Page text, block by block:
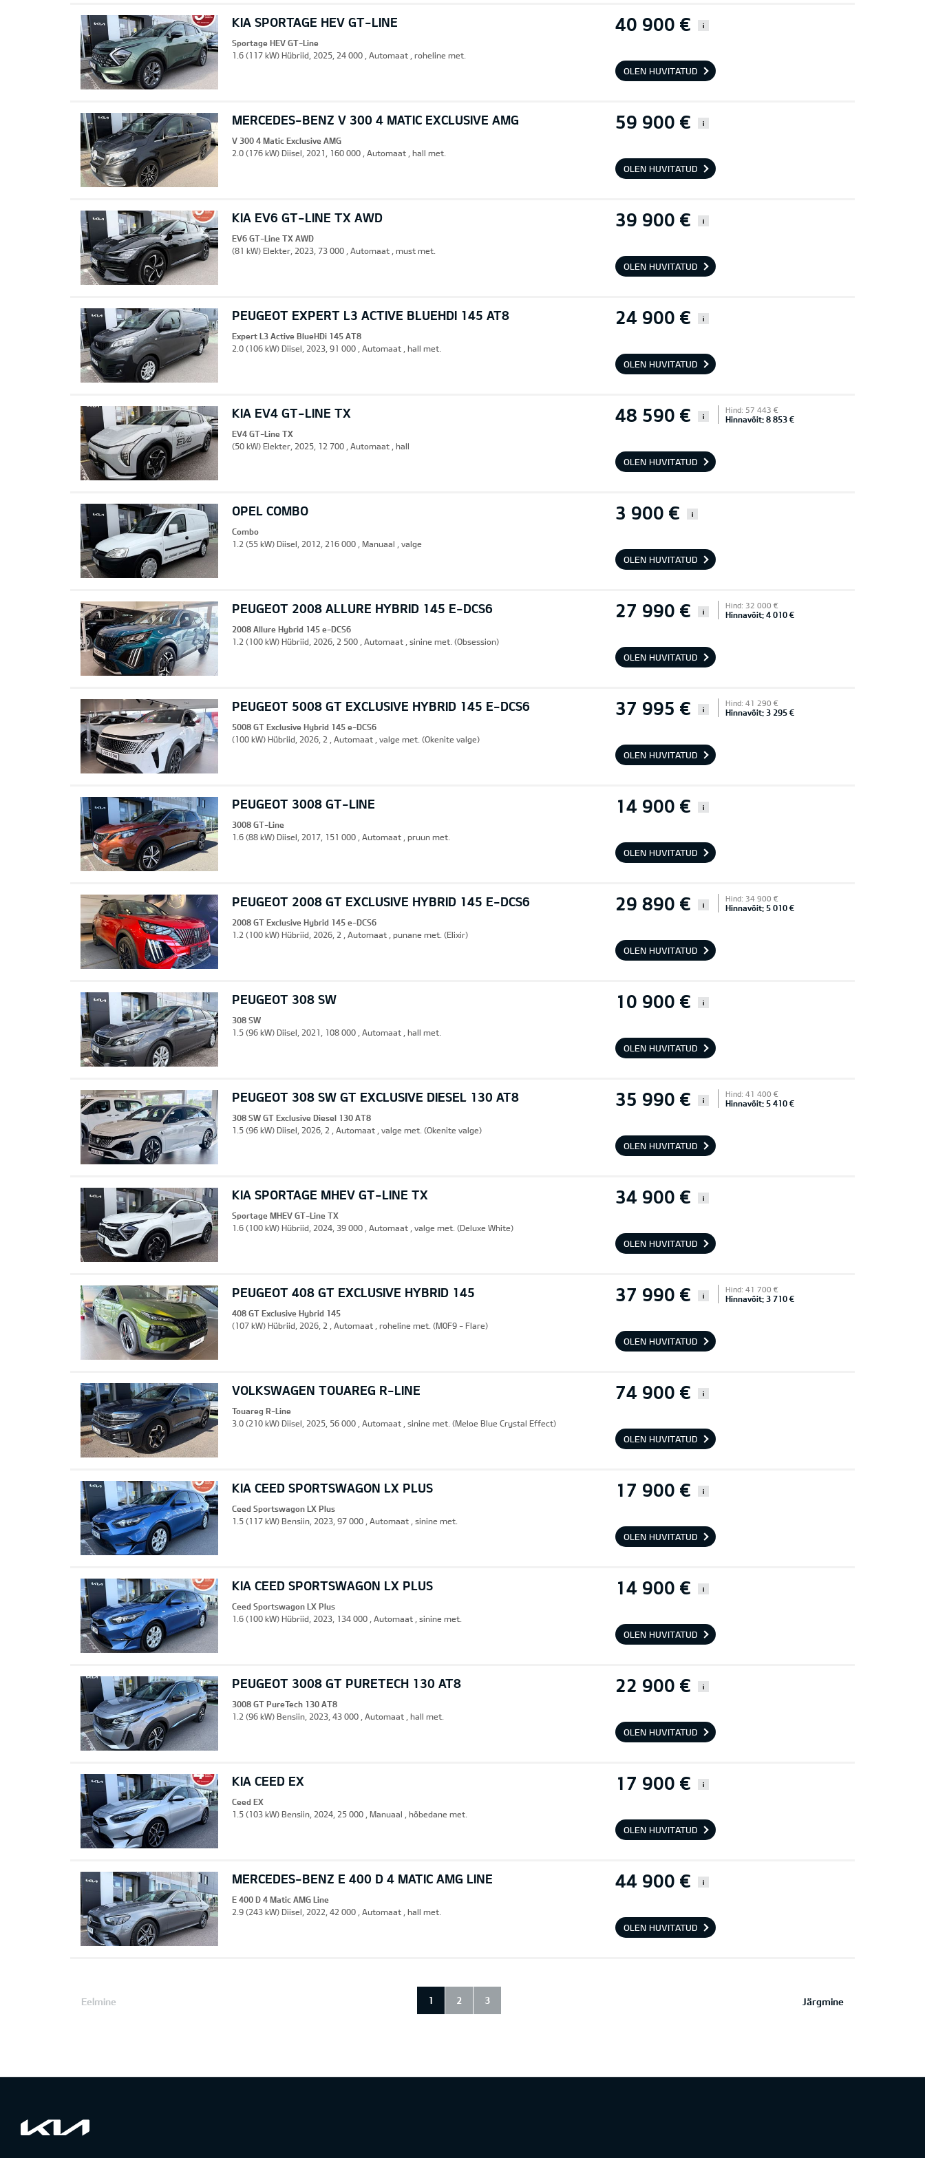
KIA SPORTAGE HEV GT-LINE 40 900 € i
Sportage HEV GT-Line
1.6 (117 kW) Hübriid, 2025, 24 000 , Automaat , roheline met.
OLEN HUVITATUD
MERCEDES-BENZ V 300 4 MATIC EXCLUSIVE AMG 59 900 € i
V 300 4 Matic Exclusive AMG
2.0 (176 kW) Diisel, 2021, 160 000 , Automaat , hall met.
OLEN HUVITATUD
KIA EV6 GT-LINE TX AWD 39 900 € i
EV6 GT-Line TX AWD
(81 kW) Elekter, 2023, 73 000 , Automaat , must met.
OLEN HUVITATUD
PEUGEOT EXPERT L3 ACTIVE BLUEHDI 145 AT8 24 900 € i
Expert L3 Active BlueHDi 145 AT8
2.0 (106 kW) Diisel, 2023, 91 000 , Automaat , hall met.
OLEN HUVITATUD
KIA EV4 GT-LINE TX 48 590 € i
Hind: 57 443 €
Hinnavõit: 8 853 €
EV4 GT-Line TX
(50 kW) Elekter, 2025, 12 700 , Automaat , hall
OLEN HUVITATUD
OPEL COMBO 3 900 € i
Combo
1.2 (55 kW) Diisel, 2012, 216 000 , Manuaal , valge
OLEN HUVITATUD
PEUGEOT 2008 ALLURE HYBRID 145 E-DCS6 27 990 € i
Hind: 32 000 €
Hinnavõit: 4 010 €
2008 Allure Hybrid 145 e-DCS6
1.2 (100 kW) Hübriid, 2026, 2 500 , Automaat , sinine met. (Obsession)
OLEN HUVITATUD
PEUGEOT 5008 GT EXCLUSIVE HYBRID 145 E-DCS6 37 995 € i
Hind: 41 290 €
Hinnavõit: 3 295 €
5008 GT Exclusive Hybrid 145 e-DCS6
(100 kW) Hübriid, 2026, 2 , Automaat , valge met. (Okenite valge)
OLEN HUVITATUD
PEUGEOT 3008 GT-LINE 14 900 € i
3008 GT-Line
1.6 (88 kW) Diisel, 2017, 151 000 , Automaat , pruun met.
OLEN HUVITATUD
PEUGEOT 2008 GT EXCLUSIVE HYBRID 145 E-DCS6 29 890 € i
Hind: 34 900 €
Hinnavõit: 5 010 €
2008 GT Exclusive Hybrid 145 e-DCS6
1.2 (100 kW) Hübriid, 2026, 2 , Automaat , punane met. (Elixir)
OLEN HUVITATUD
PEUGEOT 308 SW 10 900 € i
308 SW
1.5 (96 kW) Diisel, 2021, 108 000 , Automaat , hall met.
OLEN HUVITATUD
PEUGEOT 308 SW GT EXCLUSIVE DIESEL 130 AT8 35 990 € i
Hind: 41 400 €
Hinnavõit: 5 410 €
308 SW GT Exclusive Diesel 130 AT8
1.5 (96 kW) Diisel, 2026, 2 , Automaat , valge met. (Okenite valge)
OLEN HUVITATUD
KIA SPORTAGE MHEV GT-LINE TX 34 900 € i
Sportage MHEV GT-Line TX
1.6 (100 kW) Hübriid, 2024, 39 000 , Automaat , valge met. (Deluxe White)
OLEN HUVITATUD
PEUGEOT 408 GT EXCLUSIVE HYBRID 145 37 990 € i
Hind: 41 700 €
Hinnavõit: 3 710 €
408 GT Exclusive Hybrid 145
(107 kW) Hübriid, 2026, 2 , Automaat , roheline met. (M0F9 - Flare)
OLEN HUVITATUD
VOLKSWAGEN TOUAREG R-LINE 74 900 € i
Touareg R-Line
3.0 (210 kW) Diisel, 2025, 56 000 , Automaat , sinine met. (Meloe Blue Crystal Effect)
OLEN HUVITATUD
KIA CEED SPORTSWAGON LX PLUS 17 900 € i
Ceed Sportswagon LX Plus
1.5 (117 kW) Bensiin, 2023, 97 000 , Automaat , sinine met.
OLEN HUVITATUD
KIA CEED SPORTSWAGON LX PLUS 14 900 € i
Ceed Sportswagon LX Plus
1.6 (100 kW) Hübriid, 2023, 134 000 , Automaat , sinine met.
OLEN HUVITATUD
PEUGEOT 3008 GT PURETECH 130 AT8 22 900 € i
3008 GT PureTech 130 AT8
1.2 (96 kW) Bensiin, 2023, 43 000 , Automaat , hall met.
OLEN HUVITATUD
KIA CEED EX 17 900 € i
Ceed EX
1.5 (103 kW) Bensiin, 2024, 25 000 , Manuaal , hõbedane met.
OLEN HUVITATUD
MERCEDES-BENZ E 400 D 4 MATIC AMG LINE 44 900 € i
E 400 D 4 Matic AMG Line
2.9 (243 kW) Diisel, 2022, 42 000 , Automaat , hall met.
OLEN HUVITATUD
Eelmine Järgmine
1 2 3